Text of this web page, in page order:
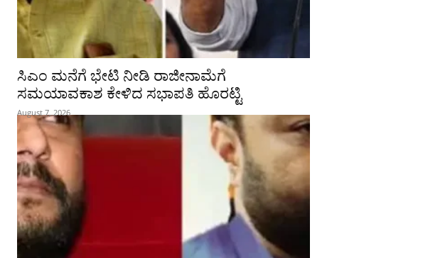
ಸಿಎಂ ಮನೆಗೆ ಭೇಟಿ ನೀಡಿ ರಾಜೀನಾಮೆಗೆ
ಸಮಯಾವಕಾಶ ಕೇಳಿದ ಸಭಾಪತಿ ಹೊರಟ್ಟಿ
August 7, 2026